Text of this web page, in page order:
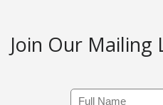
Join Our Mailing